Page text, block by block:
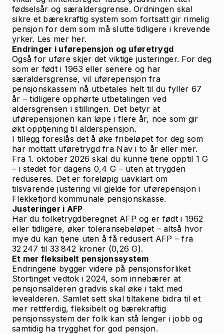
fødselsår og særaldersgrense. Ordningen skal
sikre et bærekraftig system som fortsatt gir rimelig
pensjon for dem som må slutte tidligere i krevende
yrker. Les mer her.
Endringer i uførepensjon og uføretrygd
Også for uføre skjer det viktige justeringer. For deg
som er født i 1963 eller senere og har
særaldersgrense, vil uførepensjon fra
pensjonskassem nå utbetales helt til du fyller 67
år – tidligere opphørte utbetalingen ved
aldersgrensen i stillingen. Det betyr at
uførepensjonen kan løpe i flere år, noe som gir
økt opptjening til alderspensjon.
I tillegg foreslås det å øke fribeløpet for deg som
har mottatt uføretrygd fra Nav i to år eller mer.
Fra 1. oktober 2026 skal du kunne tjene opptil 1 G
– i stedet for dagens 0,4 G – uten at trygden
reduseres. Det er foreløpig uavklart om
tilsvarende justering vil gjelde for uførepensjon i
Flekkefjord kommunale pensjonskasse.
Justeringer i AFP
Har du folketrygdberegnet AFP og er født i 1962
eller tidligere, øker toleransebeløpet – altså hvor
mye du kan tjene uten å få redusert AFP – fra
32 247 til 33 842 kroner (0,26 G).
Et mer fleksibelt pensjonssystem
Endringene bygger videre på pensjonsforliket
Stortinget vedtok i 2024, som innebærer at
pensjonsalderen gradvis skal øke i takt med
levealderen. Samlet sett skal tiltakene bidra til et
mer rettferdig, fleksibelt og bærekraftig
pensjonssystem der folk kan stå lenger i jobb og
samtidig ha trygghet for god pensjon.